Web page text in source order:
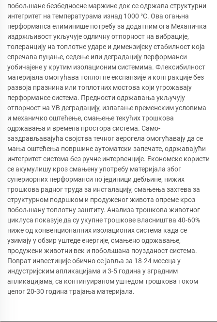
побољшане безбедносне маржине док се одржава структурни
интегритет на температурама изнад 1000 °C. Ова огањна
перформанса елиминише потребу за додатним ога Механичка
издржљивост укључује одличну отпорност на вибрације,
толеранцију на топлотне ударе и димензијску стабилност која
спречава пуцање, седење или деградацију перформанси
уобичајене у крутим изолационим системима. Флексибилност
материјала омогућава топлотне експанзије и контракције без
развоја празнина или топлотних мостова који угрожавају
перформансе система. Предности одржавања укључују
отпорност на УВ деградацију, излагање временским условима
и механичко оштећење, смањење текућих трошкова
одржавања и времена простора система. Само-
заздрављавајућа својства течног аерогела омогућавају да се
мања оштећења површине аутоматски запечате, одржавајући
интегритет система без ручне интервенције. Економске користи
се акумулишу кроз смањену употребу материјала због
супериорних перформанси по јединици дебљине, нижих
трошкова радног труда за инсталацију, смањења захтева за
структурном подршком и продуженог живота опреме кроз
побољшану топлотну заштиту. Анализа трошкова животног
циклуса показује да су укупне трошкове власништва 40-60%
ниже од конвенционалних изолационих система када се
узимају у обзир уштеде енергије, смањено одржавање,
продужени животни век и побољшана поузданост система.
Поврат инвестиције обично се јавља за 18-24 месеца у
индустријским апликацијама и 3-5 година у зградним
апликацијама, са континуираном уштедом трошкова током
целог 20-30 година трајања материјала.